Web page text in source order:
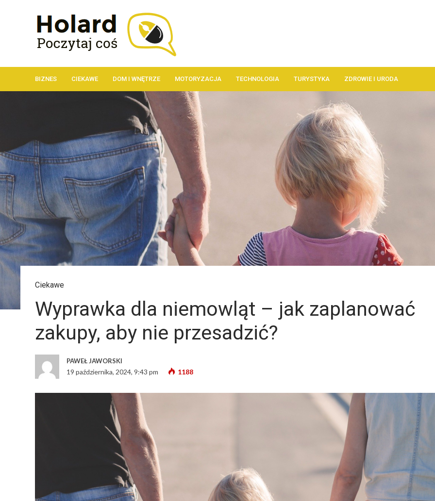
BIZNES CIEKAWE DOM I WNĘTRZE MOTORYZACJA TECHNOLOGIA TURYSTYKA ZDROWIE I URODA
Ciekawe
Wyprawka dla niemowląt – jak zaplanować
zakupy, aby nie przesadzić?
PAWEŁ JAWORSKI
19 października, 2024, 9:43 pm 1188